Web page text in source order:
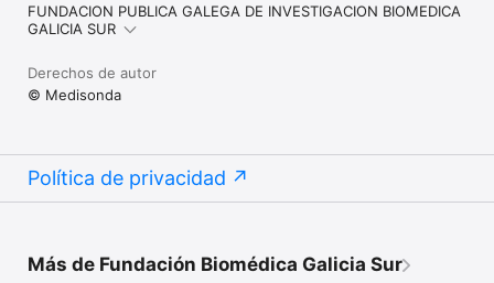
FUNDACION PUBLICA GALEGA DE INVESTIGACION BIOMEDICA
GALICIA SUR
Derechos de autor
© Medisonda
Política de privacidad
Más de Fundación Biomédica Galicia Sur